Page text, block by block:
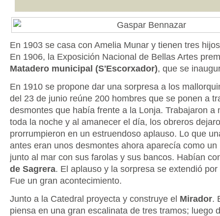
En 1903 se casa con Amelia Munar y tienen tres
En 1906, la Exposición Nacional de Bellas Artes
Matadero municipal (S'Escorxador), que se
En 1910 se propone dar una sorpresa a los
del 23 de junio reúne 200 hombres que se ponen a
desmontes que había frente a la Lonja. Trabajaron a
toda la noche y al amanecer el día, los obreros
prorrumpieron en un estruendoso aplauso. Lo que
antes eran unos desmontes ahora aparecía como un
junto al mar con sus farolas y sus bancos. Habían
de Sagrera. El aplauso y la sorpresa se extendió
Fue un gran acontecimiento.
Junto a la Catedral proyecta y construye el Mirador.
piensa en una gran escalinata de tres tramos; luego